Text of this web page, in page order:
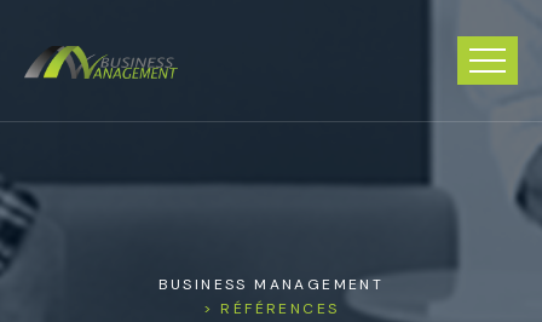
BUSINESS MANAGEMENT
> RÉFÉRENCES